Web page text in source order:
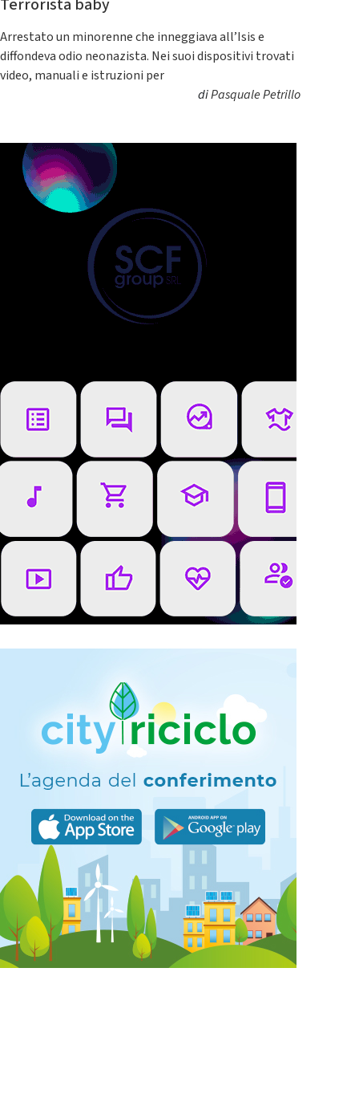
Terrorista baby
Arrestato un minorenne che inneggiava all’Isis e
diffondeva odio neonazista. Nei suoi dispositivi trovati
video, manuali e istruzioni per
diPasquale Petrillo